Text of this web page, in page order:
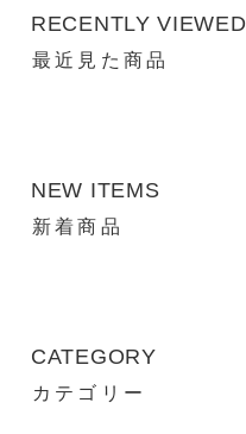
RECENTLY VIEWED
最近見た商品
NEW ITEMS
新着商品
CATEGORY
カテゴリー